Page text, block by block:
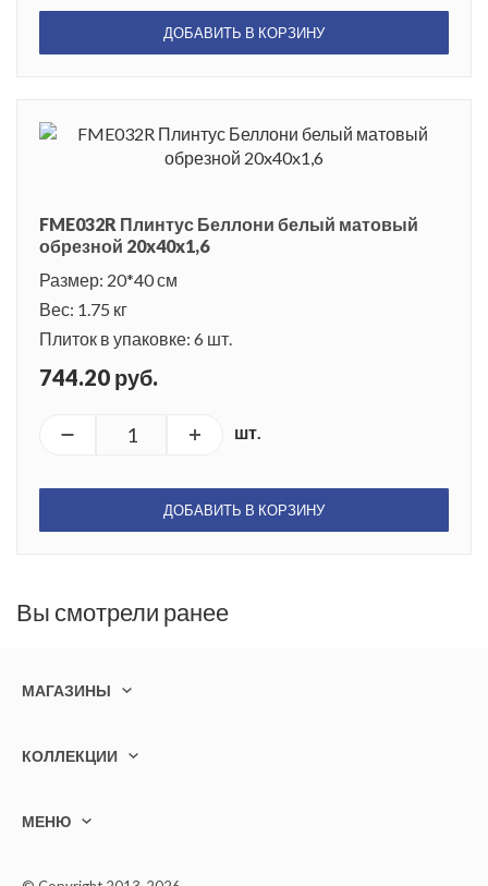
ДОБАВИТЬ В КОРЗИНУ
FME032R Плинтус Беллони белый матовый
обрезной 20x40x1,6
Размер: 20*40 см
Вес: 1.75 кг
Плиток в упаковке: 6 шт.
744.20 руб.
шт.
ДОБАВИТЬ В КОРЗИНУ
Вы смотрели ранее
МАГАЗИНЫ
КОЛЛЕКЦИИ
МЕНЮ